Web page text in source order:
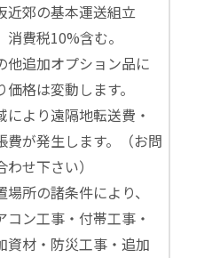
近郊の基本運送組立
消費税10%含む。
他追加オプション品に
価格は変動します。
により遠隔地転送費・
費が発生します。（お問
わせ下さい）
場所の諸条件により、
コン工事・付帯工事・
資材・防災工事・追加